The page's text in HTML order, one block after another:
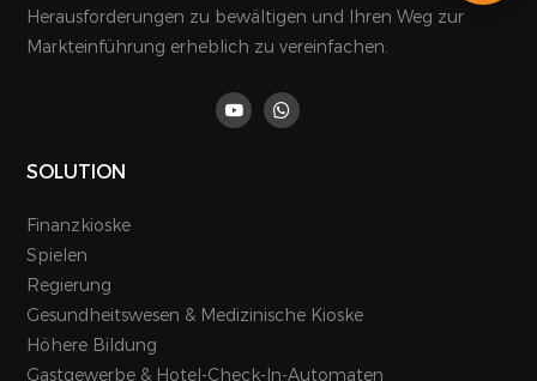
Herausforderungen zu bewältigen und Ihren Weg zur
Markteinführung erheblich zu vereinfachen.
SOLUTION
Finanzkioske
Spielen
Regierung
Gesundheitswesen & Medizinische Kioske
Höhere Bildung
Gastgewerbe & Hotel-Check-In-Automaten